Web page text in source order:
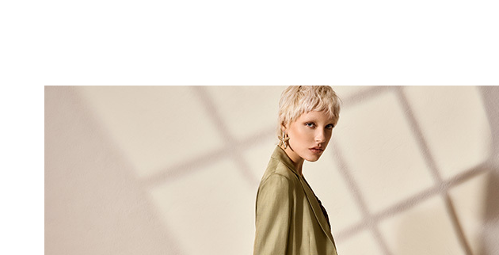
Entra nella Community di Camomilla Italia e accedi
ai nostri consigli e offerte riservate.